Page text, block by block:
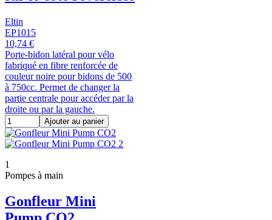
Eltin
EP1015
10,74 €
Porte-bidon latéral pour vélo
fabriqué en fibre renforcée de
couleur noire pour bidons de 500
à 750cc. Permet de changer la
partie centrale pour accéder par la
droite ou par la gauche.
Ajouter au panier
1
Pompes à main
Gonfleur Mini